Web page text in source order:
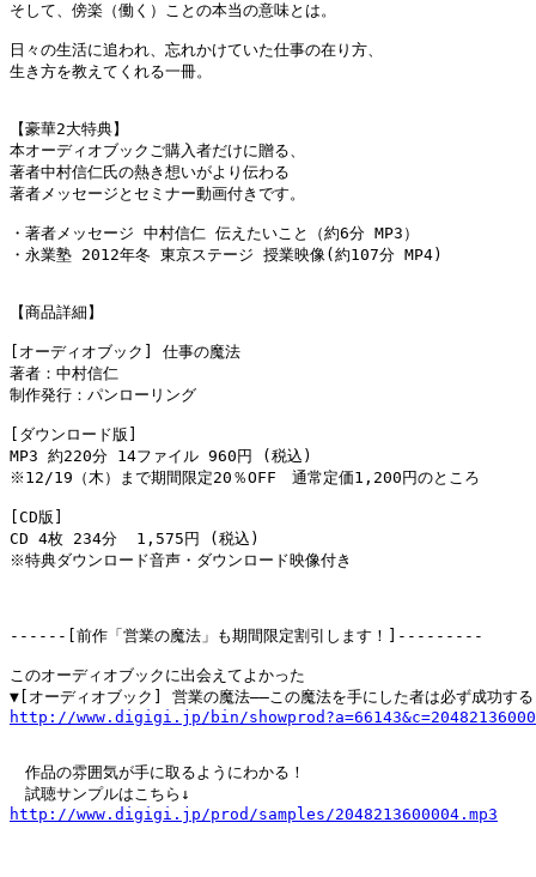
そして、傍楽（働く）ことの本当の意味とは。
日々の生活に追われ、忘れかけていた仕事の在り方、
生き方を教えてくれる一冊。
【豪華2大特典】
本オーディオブックご購入者だけに贈る、
著者中村信仁氏の熱き想いがより伝わる
著者メッセージとセミナー動画付きです。
・著者メッセージ 中村信仁 伝えたいこと（約6分 MP3）
・永業塾 2012年冬 東京ステージ 授業映像(約107分 MP4)
【商品詳細】
[オーディオブック] 仕事の魔法
著者：中村信仁
制作発行：パンローリング
[ダウンロード版]
MP3 約220分 14ファイル 960円 (税込)
※12/19（木）まで期間限定20％OFF　通常定価1,200円のところ
[CD版]
CD 4枚 234分  1,575円 (税込)
※特典ダウンロード音声・ダウンロード映像付き
------[前作「営業の魔法」も期間限定割引します！]---------
このオーディオブックに出会えてよかった
http://www.digigi.jp/bin/
作品の雰囲気が手に取るようにわかる！
http://www.digigi.jp/prod/samples/2048213600004.mp3